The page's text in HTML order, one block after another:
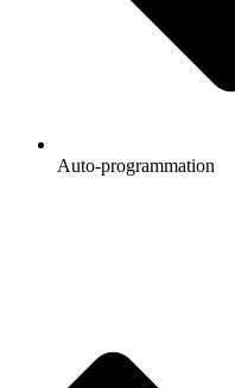
Auto-programmation